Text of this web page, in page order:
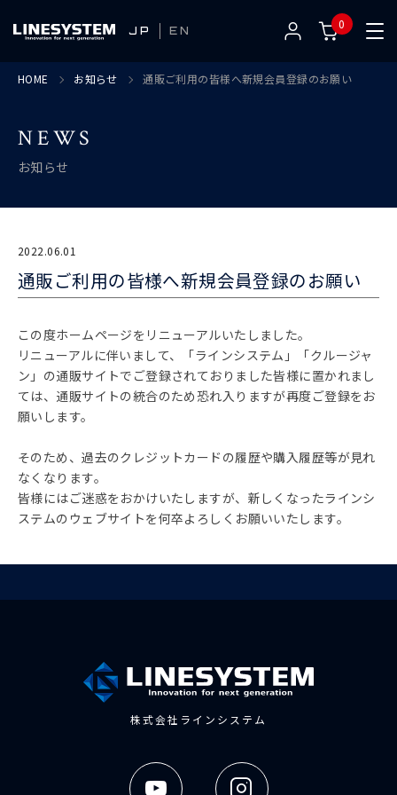
JP EN 0
HOME お知らせ 通販ご利用の皆様へ新規会員登録のお願い
NEWS
お知らせ
2022.06.01
通販ご利用の皆様へ新規会員登録のお願い
この度ホームページをリニューアルいたしました。
リニューアルに伴いまして、「ラインシステム」「クルージャ
ン」の通販サイトでご登録されておりました皆様に置かれまし
ては、通販サイトの統合のため恐れ入りますが再度ご登録をお
願いします。
そのため、過去のクレジットカードの履歴や購入履歴等が見れ
なくなります。
皆様にはご迷惑をおかけいたしますが、新しくなったラインシ
ステムのウェブサイトを何卒よろしくお願いいたします。
株式会社ラインシステム